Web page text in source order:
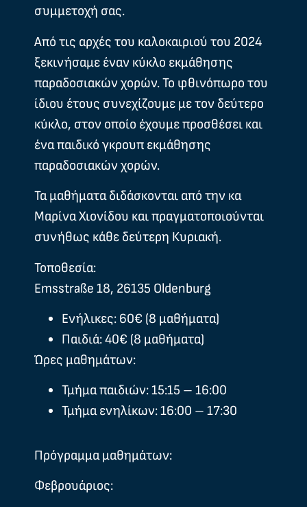
συμμετοχή σας.
Από τις αρχές του καλοκαιριού του 2024
ξεκινήσαμε έναν κύκλο εκμάθησης
παραδοσιακών χορών. Το φθινόπωρο του
ίδιου έτους συνεχίζουμε με τον δεύτερο
κύκλο, στον οποίο έχουμε προσθέσει και
ένα παιδικό γκρουπ εκμάθησης
παραδοσιακών χορών.
Τα μαθήματα διδάσκονται από την κα
Μαρίνα Χιονίδου και πραγματοποιούνται
συνήθως κάθε δεύτερη Κυριακή.
Τοποθεσία:
Emsstraße 18, 26135 Oldenburg
Ενήλικες: 60€ (8 μαθήματα)
Παιδιά:40€ (8 μαθήματα)
Ώρες μαθημάτων:
Τμήμα παιδιών:15:15 – 16:00
Τμήμα ενηλίκων:16:00 – 17:30
Πρόγραμμα μαθημάτων:
Φεβρουάριος: